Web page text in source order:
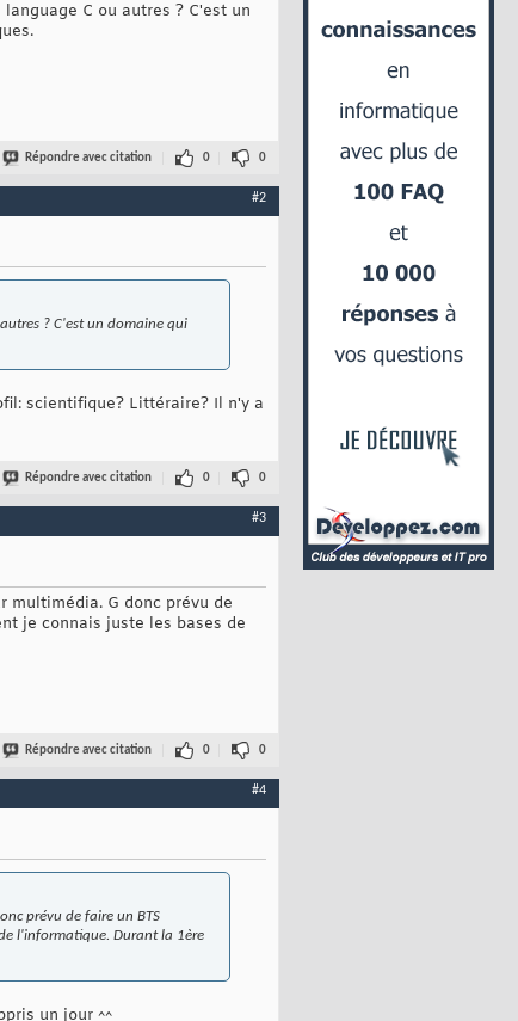
C ou autres ? C'est un
Répondre avec citation 0 0
#2
? C'est un domaine qui
scientifique? Littéraire? Il n'y a
Répondre avec citation 0 0
#3
G donc prévu de
je connais juste les bases de
Répondre avec citation 0 0
#4
prévu de faire un BTS
l'informatique. Durant la 1ère
un jour ^^